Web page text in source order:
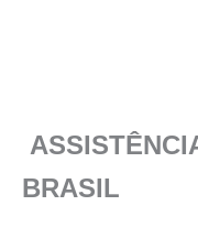
BRASIL